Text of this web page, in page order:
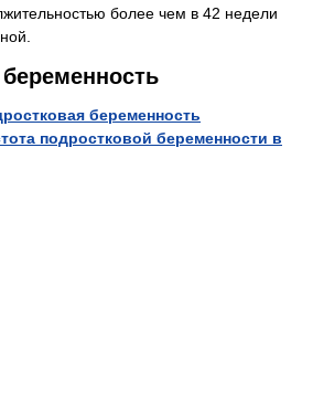
более чем в 42 недели
беременность
подростковой беременности в